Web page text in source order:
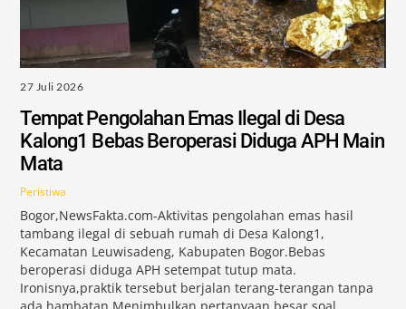
27 Juli 2026
Tempat Pengolahan Emas Ilegal di Desa
Kalong1 Bebas Beroperasi Diduga APH Main
Mata
Peristiwa
Bogor,NewsFakta.com-Aktivitas pengolahan emas hasil
tambang ilegal di sebuah rumah di Desa Kalong1,
Kecamatan Leuwisadeng, Kabupaten Bogor.Bebas
beroperasi diduga APH setempat tutup mata.
Ironisnya,praktik tersebut berjalan terang-terangan tanpa